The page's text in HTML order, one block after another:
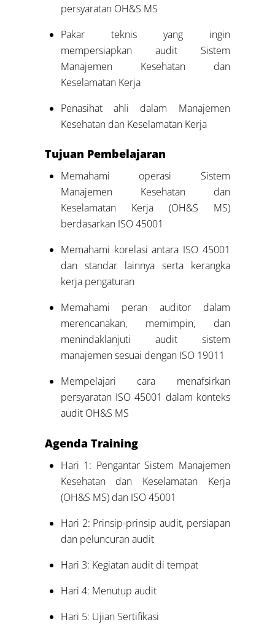
persyaratan OH&S MS
Pakar teknis yang ingin
mempersiapkan audit Sistem
Manajemen Kesehatan dan
Keselamatan Kerja
Penasihat ahli dalam Manajemen
Kesehatan dan Keselamatan Kerja
Tujuan Pembelajaran
Memahami operasi Sistem
Manajemen Kesehatan dan
Keselamatan Kerja (OH&S MS)
berdasarkan ISO 45001
Memahami korelasi antara ISO 45001
dan standar lainnya serta kerangka
kerja pengaturan
Memahami peran auditor dalam
merencanakan, memimpin, dan
menindaklanjuti audit sistem
manajemen sesuai dengan ISO 19011
Mempelajari cara menafsirkan
persyaratan ISO 45001 dalam konteks
audit OH&S MS
AgendaTraining
Hari 1: Pengantar Sistem Manajemen
Kesehatan dan Keselamatan Kerja
(OH&S MS) dan ISO 45001
Hari 2: Prinsip-prinsip audit, persiapan
dan peluncuran audit
Hari 3: Kegiatan audit di tempat
Hari 4: Menutup audit
Hari 5: Ujian Sertifikasi